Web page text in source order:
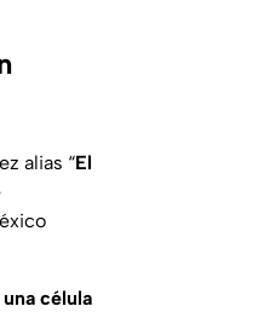
alias “El
célula